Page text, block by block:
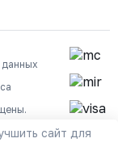
данных
сайт для